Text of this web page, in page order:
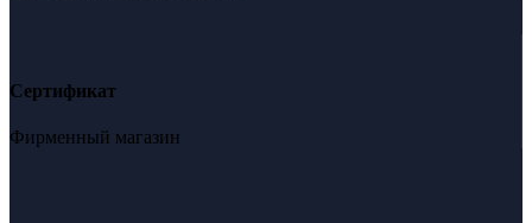
Сертификат
Фирменный магазин